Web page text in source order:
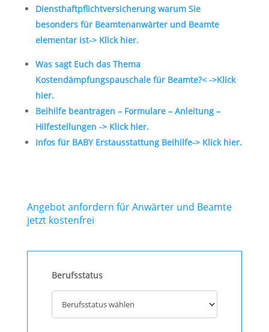
Diensthaftpflichtversicherung warum Sie
besonders für Beamtenanwärter und Beamte
elementar ist-> Klick hier.
Was sagt Euch das Thema
Kostendämpfungspauschale für Beamte?< ->Klick
hier.
Beihilfe beantragen – Formulare – Anleitung –
Hilfestellungen -> Klick hier.
Infos für BABY Erstausstattung Beihilfe-> Klick hier.
Angebot anfordern für Anwärter und Beamte
jetzt kostenfrei
Berufsstatus